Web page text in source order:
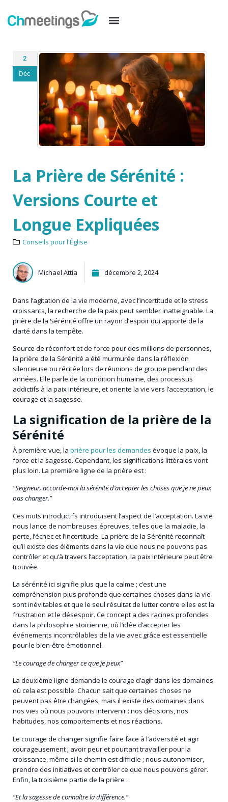
2
Déc
La Prière de Sérénité :
Versions Courte et
Longue Expliquées
Conseils pour l'Église
Michael Attia décembre 2, 2024
Dans l’agitation de la vie moderne, avec l’incertitude et le stress
croissants, la recherche de la paix peut sembler inatteignable. La
prière de la Sérénité offre un rayon d’espoir qui apporte de la
clarté dans la tempête.
Source de réconfort et de force pour des millions de personnes,
la prière de la Sérénité a été murmurée dans la réflexion
silencieuse ou récitée lors de réunions de groupe pendant des
années. Elle parle de la condition humaine, des processus
addictifs à la paix intérieure, et oriente la vie vers l’acceptation, le
courage et la sagesse.
La signification de la prière de la
Sérénité
À première vue, la prière pour les demandes évoque la paix, la
force et la sagesse. Cependant, les significations littérales vont
plus loin. La première ligne de la prière est :
“Seigneur, accorde-moi la sérénité d’accepter les choses que je ne peux
pas changer.”
Ces mots introductifs introduisent l’aspect de l’acceptation. La vie
nous lance de nombreuses épreuves, telles que la maladie, la
perte, l’échec et l’incertitude. La prière de la Sérénité reconnaît
qu’il existe des éléments dans la vie que nous ne pouvons pas
contrôler et qu’à travers l’acceptation, la paix intérieure peut être
trouvée.
La sérénité ici signifie plus que la calme ; c’est une
compréhension plus profonde que certaines choses dans la vie
sont inévitables et que le seul résultat de lutter contre elles est la
frustration et le désespoir. Ce concept a des racines profondes
dans la philosophie stoïcienne, où l’idée d’accepter les
événements incontrôlables de la vie avec grâce est essentielle
pour le bien-être émotionnel.
“Le courage de changer ce que je peux”
La deuxième ligne demande le courage d’agir dans les domaines
où cela est possible. Chacun sait que certaines choses ne
peuvent pas être changées, mais il existe des domaines dans
nos vies où nous pouvons intervenir : nos décisions, nos
habitudes, nos comportements et nos réactions.
Le courage de changer signifie faire face à l’adversité et agir
courageusement ; avoir peur et pourtant travailler pour la
croissance, même si le chemin est difficile ; nous autonomiser,
prendre des initiatives et contrôler ce que nous pouvons gérer.
Enfin, la troisième partie de la prière :
“Et la sagesse de connaître la différence.”